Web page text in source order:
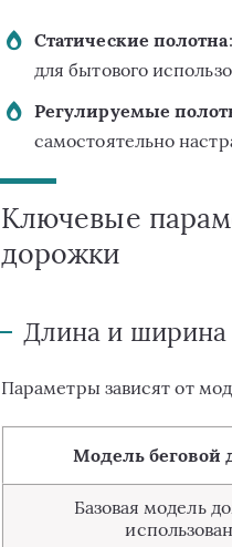
Статические полотна
для бытового
Регулируемые
самостоятельно
Ключевые
дорожки
Длина и ширина
Параметры зависят от
Модель беговой
Базовая модель